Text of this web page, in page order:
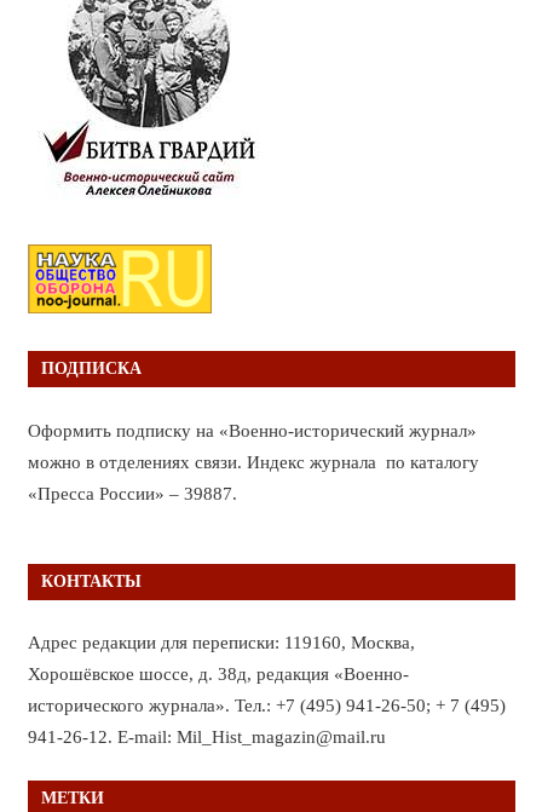
ПОДПИСКА
Оформить подписку на «Военно-исторический журнал»
можно в отделениях связи. Индекс журнала по каталогу
«Пресса России» – 39887.
КОНТАКТЫ
Адрес редакции для переписки: 119160, Москва,
Хорошёвское шоссе, д. 38д, редакция «Военно-
исторического журнала». Тел.: +7 (495) 941-26-50; + 7 (495)
941-26-12. E-mail: Mil_Hist_magazin@mail.ru
МЕТКИ